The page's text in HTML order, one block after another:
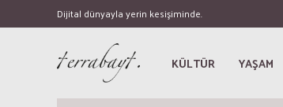
Dijital dünyayla yerin kesişiminde.
KÜLTÜR YAŞAM